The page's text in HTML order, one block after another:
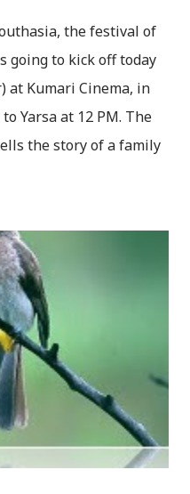
the festival of
going to kick off today
at Kumari Cinema, in
Yarsa at 12 PM. The
the story of a family
filmmaker
(FSA) ’11 will
fiction films, selected
from all over
from Afghanistan,
Pakistan, Sri
Region. Six of the
Southasia
20 filmmakers are